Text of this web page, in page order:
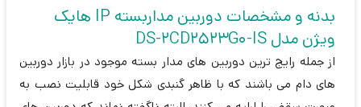
بدنه و مشخصات دوربین مداربسته IP هایک
ویژن مدل DS-2CD2523G0-IS
از جمله رایج ترین دوربین های مدار بسته موجود در بازار دوربین
های دام می باشند که با ظاهر گنبدی شکل خود قابلیت نصب به